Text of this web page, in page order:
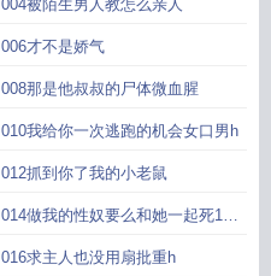
004被陌生男人教怎么亲人
006才不是娇气
008那是他叔叔的尸体微血腥
010我给你一次逃跑的机会女口男h
012抓到你了我的小老鼠
014做我的性奴要么和她一起死150
收加更
016求主人也没用扇批重h